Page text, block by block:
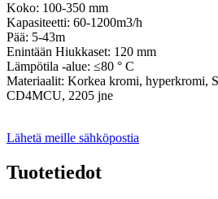
Koko: 100-350 mm
Kapasiteetti: 60-1200m3/h
Pää: 5-43m
Enintään Hiukkaset: 120 mm
Lämpötila -alue: ≤80 ° C
Materiaalit: Korkea kromi, hyperkromi,
CD4MCU, 2205 jne
Lähetä meille sähköpostia
Tuotetiedot